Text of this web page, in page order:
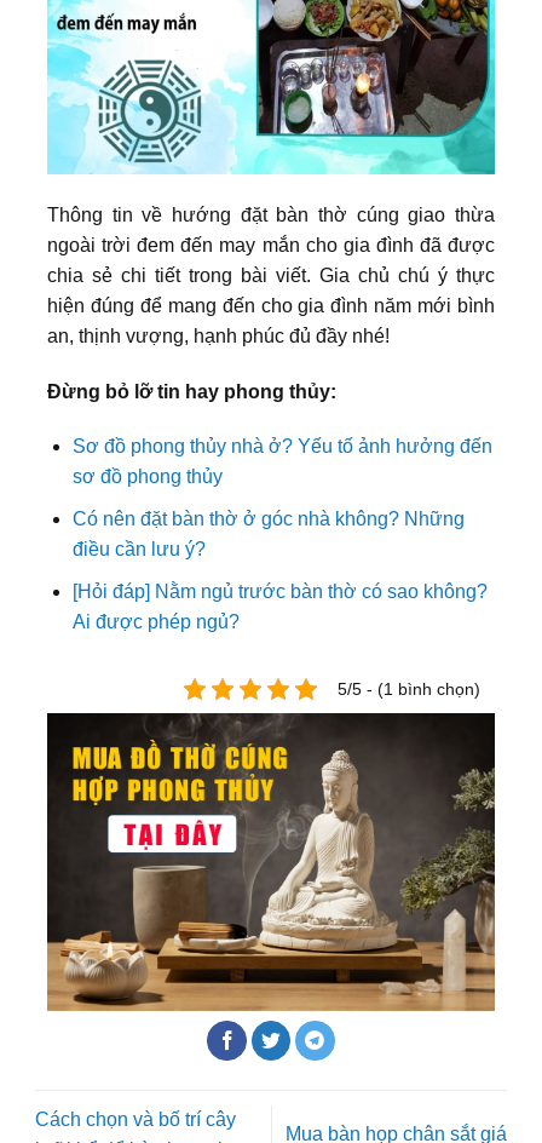
Thông tin về hướng đặt bàn thờ cúng giao thừa
ngoài trời đem đến may mắn cho gia đình đã được
chia sẻ chi tiết trong bài viết. Gia chủ chú ý thực
hiện đúng để mang đến cho gia đình năm mới bình
an, thịnh vượng, hạnh phúc đủ đầy nhé!
Đừng bỏ lỡ tin hay phong thủy:
Sơ đồ phong thủy nhà ở? Yếu tố ảnh hưởng đến
sơ đồ phong thủy
Có nên đặt bàn thờ ở góc nhà không? Những
điều cần lưu ý?
[Hỏi đáp] Nằm ngủ trước bàn thờ có sao không?
Ai được phép ngủ?
5/5 - (1 bình chọn)
Cách chọn và bố trí cây
Mua bàn họp chân sắt giá